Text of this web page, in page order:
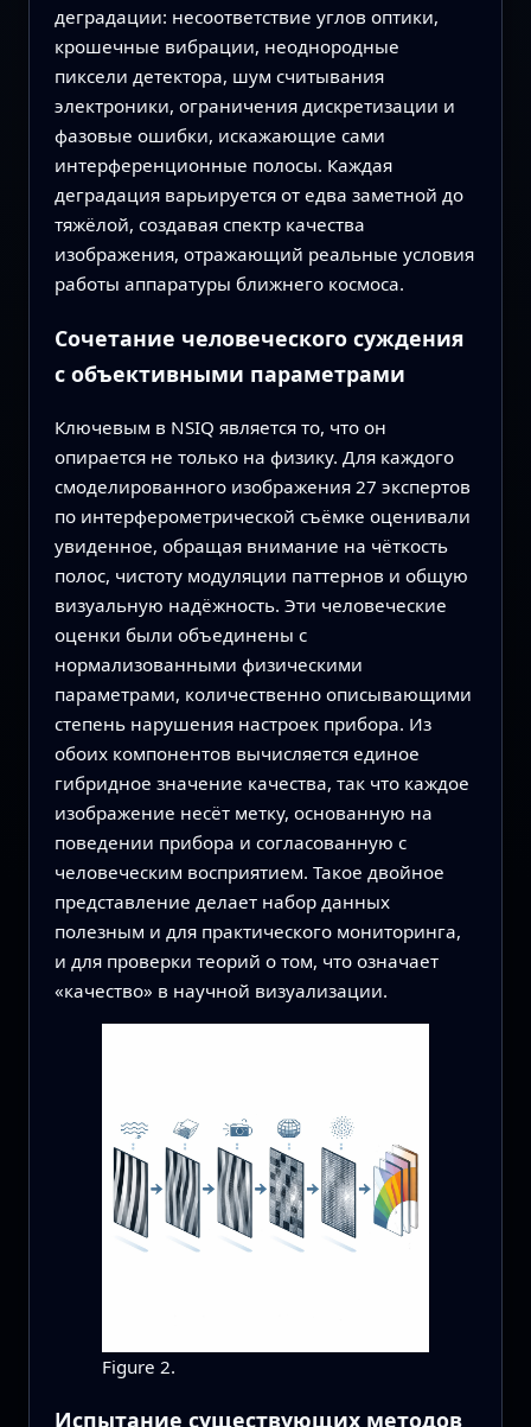
деградации: несоответствие углов оптики,
крошечные вибрации, неоднородные
пиксели детектора, шум считывания
электроники, ограничения дискретизации и
фазовые ошибки, искажающие сами
интерференционные полосы. Каждая
деградация варьируется от едва заметной до
тяжёлой, создавая спектр качества
изображения, отражающий реальные условия
работы аппаратуры ближнего космоса.
Сочетание человеческого суждения
с объективными параметрами
Ключевым в NSIQ является то, что он
опирается не только на физику. Для каждого
смоделированного изображения 27 экспертов
по интерферометрической съёмке оценивали
увиденное, обращая внимание на чёткость
полос, чистоту модуляции паттернов и общую
визуальную надёжность. Эти человеческие
оценки были объединены с
нормализованными физическими
параметрами, количественно описывающими
степень нарушения настроек прибора. Из
обоих компонентов вычисляется единое
гибридное значение качества, так что каждое
изображение несёт метку, основанную на
поведении прибора и согласованную с
человеческим восприятием. Такое двойное
представление делает набор данных
полезным и для практического мониторинга,
и для проверки теорий о том, что означает
«качество» в научной визуализации.
Figure 2.
Испытание существующих методов